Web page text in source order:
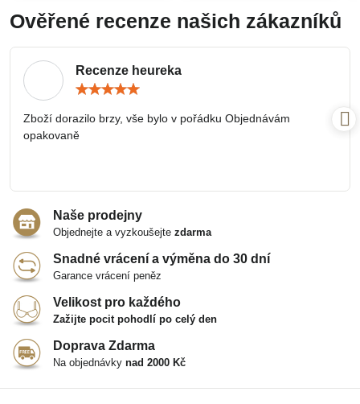
Ověřené recenze našich zákazníků
Recenze heureka
5
Zboží dorazilo brzy, vše bylo v pořádku Objednávám
opakovaně
Naše prodejny
Objednejte a vyzkoušejte zdarma
Snadné vrácení a výměna do 30 dní
Garance vrácení peněz
Velikost pro každého
Zažijte pocit pohodlí po celý den
Doprava Zdarma
Na objednávky nad 2000 Kč